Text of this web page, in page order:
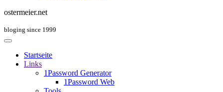
ostermeier.net
bloging since 1999
Startseite
Links
1Password Generator
1Password Web